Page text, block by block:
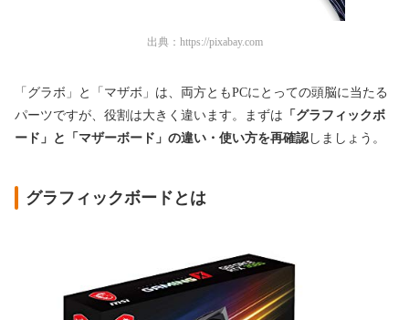
出典： https://pixabay.com
「グラボ」と「マザボ」は、両方ともPCにとっての頭脳に当たる
パーツですが、役割は大きく違います。まずは 「グラフィックボ
ード」と「マザーボード」の違い・使い方を再確認しましょう。
グラフィックボードとは